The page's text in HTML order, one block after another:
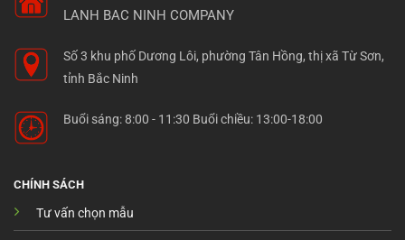
LANH BAC NINH COMPANY
Số 3 khu phố Dương Lôi, phường Tân Hồng, thị xã Từ Sơn,
tỉnh Bắc Ninh
Buổi sáng: 8:00 - 11:30 Buổi chiều: 13:00-18:00
CHÍNH SÁCH
Tư vấn chọn mẫu